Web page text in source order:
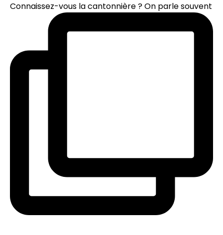
Connaissez-vous la cantonnière ? On parle souvent